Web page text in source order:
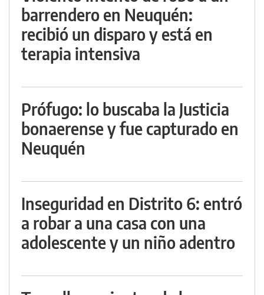
barrendero en Neuquén:
recibió un disparo y está en
terapia intensiva
Prófugo: lo buscaba la Justicia
bonaerense y fue capturado en
Neuquén
Inseguridad en Distrito 6: entró
a robar a una casa con una
adolescente y un niño adentro